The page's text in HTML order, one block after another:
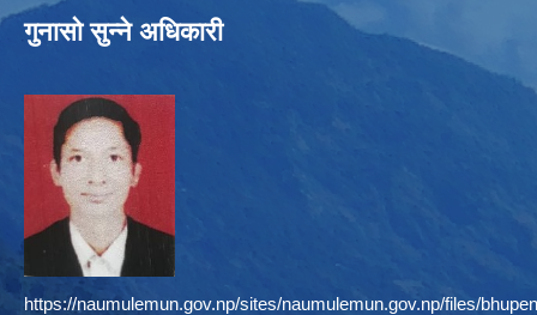
गुनासो सुन्ने अधिकारी
https://naumulemun.gov.np/sites/naumulemun.gov.np/files/